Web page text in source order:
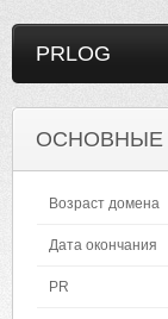
PRLOG
ОСНОВНЫЕ
Возраст домена
Дата окончания
PR